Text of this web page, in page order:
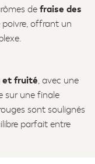
de fraise des
offrant un
et fruité , avec une
sur une finale
sont soulignés
parfait entre